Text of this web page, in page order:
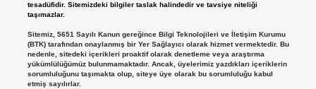
tesadüfidir. Sitemizdeki bilgiler taslak halindedir ve tavsiye niteliği
taşımazlar.
Sitemiz, 5651 Sayılı Kanun gereğince Bilgi Teknolojileri ve İletişim Kurumu
(BTK) tarafından onaylanmış bir Yer Sağlayıcı olarak hizmet vermektedir. Bu
nedenle, sitedeki içerikleri proaktif olarak denetleme veya araştırma
yükümlülüğümüz bulunmamaktadır. Ancak, üyelerimiz yazdıkları içeriklerin
sorumluluğunu taşımakta olup, siteye üye olarak bu sorumluluğu kabul
etmiş sayılırlar.